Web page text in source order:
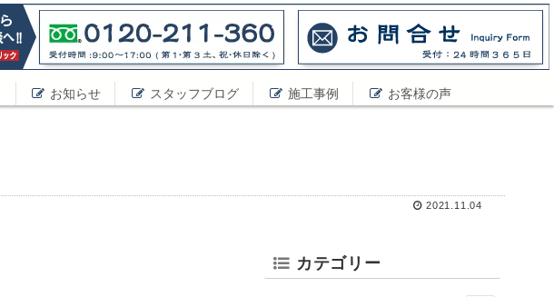
お知らせ スタッフブログ 施工事例 お客様の声
2021.11.04
カテゴリー